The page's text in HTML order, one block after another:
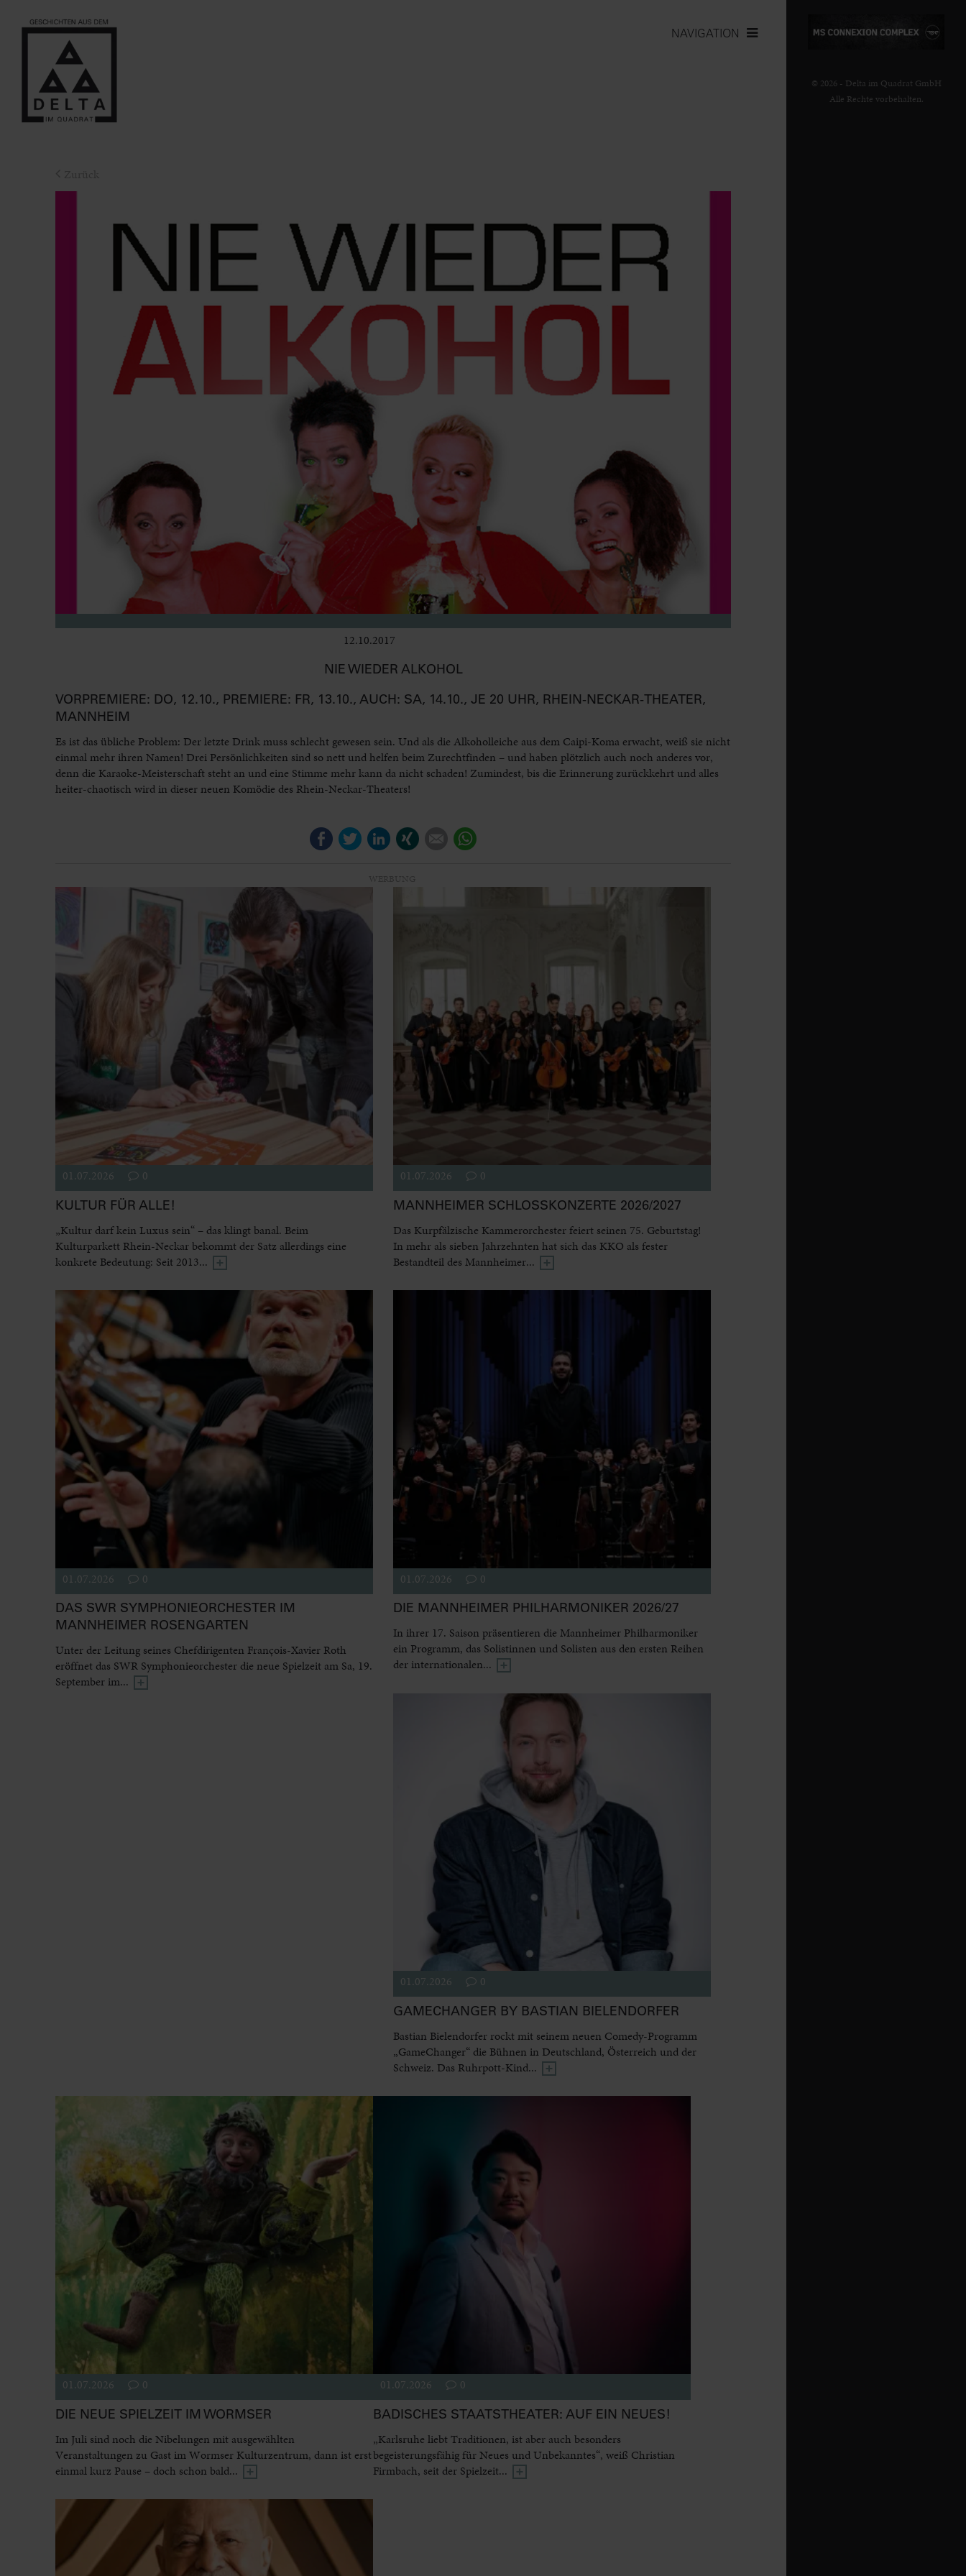
NAVIGATION
12.10.2017
NIE WIEDER ALKOHOL
VORPREMIERE: DO, 12.10., PREMIERE: FR, 13.10., AUCH: SA, 14.10., JE 20 UHR, RHEIN-NECKAR-THEATER,
MANNHEIM
Es ist das übliche Problem: Der letzte Drink muss schlecht gewesen sein. Und als die Alkoholleiche aus dem Caipi-Koma erwacht, weiß sie nicht
einmal mehr ihren Namen! Drei Persönlichkeiten sind so nett und helfen beim Zurechtfinden – und haben plötzlich auch noch anderes vor,
denn die Karaoke-Meisterschaft steht an und eine Stimme mehr kann da nicht schaden! Zumindest, bis die Erinnerung zurückkehrt und alles
heiter-chaotisch wird in dieser neuen Komödie des Rhein-Neckar-Theaters!
FacebookTwitterLinkedIn E-mail
01.07.2026 0
KULTUR FÜR ALLE!
„Kultur darf kein Luxus sein“ – das klingt banal. Beim
Kulturparkett Rhein-Neckar bekommt der Satz allerdings eine
konkrete Bedeutung: Seit 2013...
01.07.2026 0
MANNHEIMER SCHLOSSKONZERTE 2026/2027
Das Kurpfälzische Kammerorchester feiert seinen 75. Geburtstag!
In mehr als sieben Jahrzehnten hat sich das KKO als fester
Bestandteil des Mannheimer...
01.07.2026 0
DAS SWR SYMPHONIEORCHESTER IM
MANNHEIMER ROSENGARTEN
Unter der Leitung seines Chefdirigenten François-Xavier Roth
eröffnet das SWR Symphonieorchester die neue Spielzeit am Sa, 19.
September im...
01.07.2026 0
DIE MANNHEIMER PHILHARMONIKER 2026/27
In ihrer 17. Saison präsentieren die Mannheimer Philharmoniker
ein Programm, das Solistinnen und Solisten aus den ersten Reihen
der internationalen...
01.07.2026 0
GAMECHANGER BY BASTIAN BIELENDORFER
Bastian Bielendorfer rockt mit seinem neuen Comedy-Programm
„GameChanger“ die Bühnen in Deutschland, Österreich und der
Schweiz. Das Ruhrpott-Kind...
01.07.2026 0
DIE NEUE SPIELZEIT IM WORMSER
Im Juli sind noch die Nibelungen mit ausgewählten
Veranstaltungen zu Gast im Wormser Kulturzentrum, dann ist erst
einmal kurz Pause – doch schon bald...
01.07.2026 0
BADISCHES STAATSTHEATER: AUF EIN NEUES!
„Karlsruhe liebt Traditionen, ist aber auch besonders
begeisterungsfähig für Neues und Unbekanntes“, weiß Christian
Firmbach, seit der Spielzeit...
© 2026 - Delta im Quadrat GmbH
Alle Rechte vorbehalten.